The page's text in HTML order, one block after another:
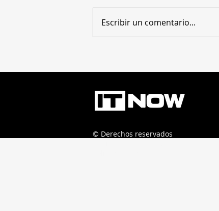
Escribir un comentario...
© Derechos reservados